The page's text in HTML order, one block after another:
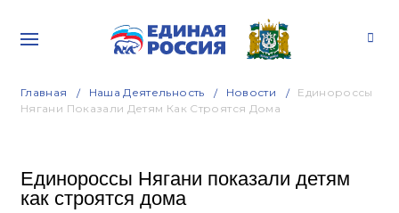
Главная Наша Деятельность Новости
Единороссы
Нягани Показали Детям Как Строятся Дома
Единороссы Нягани показали детям
как строятся дома